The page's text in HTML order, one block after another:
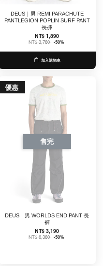
DEUS｜男 REMI PARACHUTE
PANTLEGION POPLIN SURF PANT
長褲
NT$ 1,890
NT$ 3,780 -50%
加入購物車
優惠
售完
DEUS｜男 WORLDS END PANT 長
褲
NT$ 3,190
NT$ 6,380 -50%